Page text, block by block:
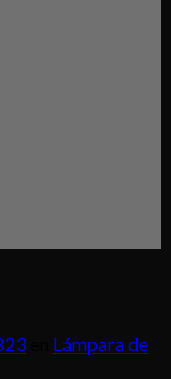
Lámpara de